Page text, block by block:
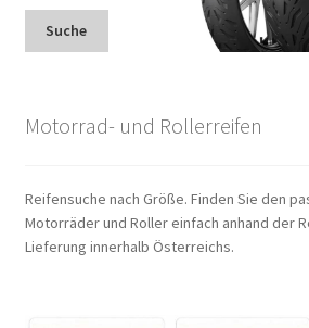
Suche
Motorrad- und Rollerreifen
Reifensuche nach Größe. Finden Sie den
Motorräder und Roller einfach anhand der
Lieferung innerhalb Österreichs.